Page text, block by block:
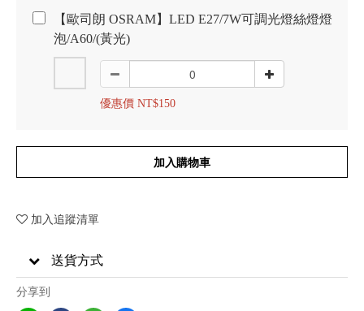
【歐司朗 OSRAM】LED E27/7W可調光燈絲燈燈
泡/A60/(黃光)
優惠價 NT$150
加入購物車
加入追蹤清單
送貨方式
分享到